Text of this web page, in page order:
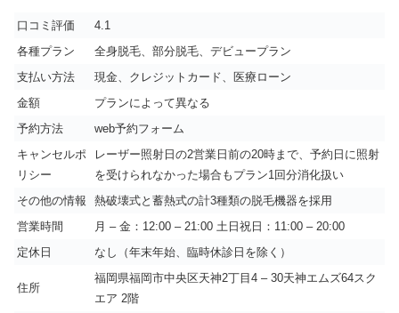
口コミ評価
4.1
各種プラン
全身脱毛、部分脱毛、デビュープラン
支払い方法
現金、クレジットカード、医療ローン
金額
プランによって異なる
予約方法
web予約フォーム
キャンセルポ
リシー
レーザー照射日の2営業日前の20時まで、予約日に照射
を受けられなかった場合もプラン1回分消化扱い
その他の情報
熱破壊式と蓄熱式の計3種類の脱毛機器を採用
営業時間
月 – 金：12:00 – 21:00 土日祝日：11:00 – 20:00
定休日
なし（年末年始、臨時休診日を除く）
住所
福岡県福岡市中央区天神2丁目4 – 30天神エムズ64スク
エア 2階